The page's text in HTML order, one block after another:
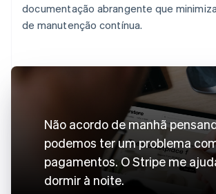
documentação abrangente que
de manutenção contínua.
Não acordo de manhã
podemos ter um problema
pagamentos. O Stripe me
dormir à noite.